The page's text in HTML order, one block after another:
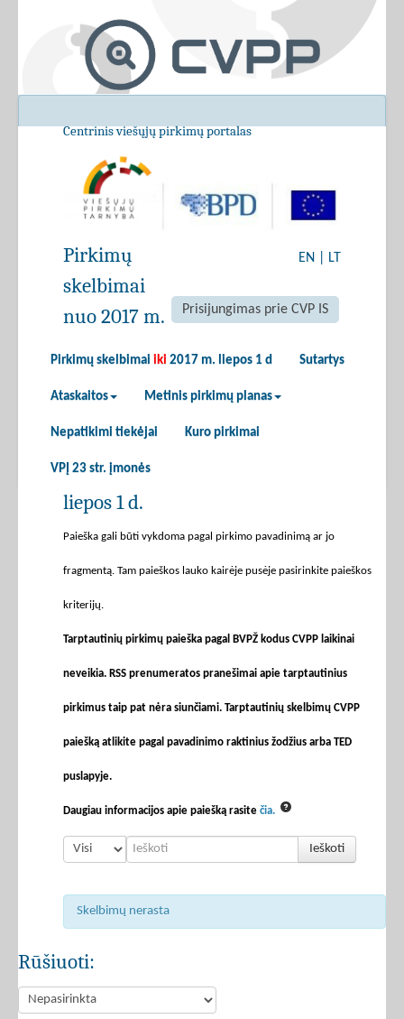
Centrinis viešųjų pirkimų portalas
EN LT
Prisijungimas prie CVP IS
Pirkimų skelbimai iki 2017 m. liepos 1 d Sutartys
Ataskaitos Metinis pirkimų planas
Nepatikimi tiekėjai Kuro pirkimai
VPĮ 23 str. įmonės
Pirkimų
skelbimai
nuo 2017 m.
liepos 1 d.
Paieška gali būti vykdoma pagal pirkimo pavadinimą ar jo
fragmentą. Tam paieškos lauko kairėje pusėje pasirinkite paieškos
kriterijų.
Tarptautinių pirkimų paieška pagal BVPŽ kodus CVPP laikinai
neveikia. RSS prenumeratos pranešimai apie tarptautinius
pirkimus taip pat nėra siunčiami. Tarptautinių skelbimų CVPP
paiešką atlikite pagal pavadinimo raktinius žodžius arba TED
puslapyje.
Daugiau informacijos apie paiešką rasite čia.
Ieškoti
Skelbimų nerasta
Rūšiuoti: